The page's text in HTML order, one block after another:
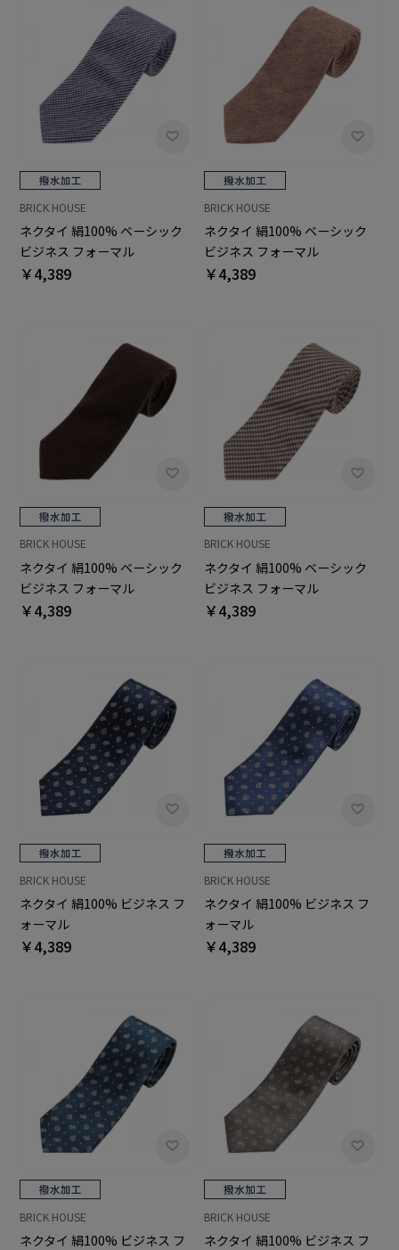
BRICK HOUSE
ネクタイ 絹100% ベーシック
ビジネス フォーマル
￥4,389
BRICK HOUSE
ネクタイ 絹100% ベーシック
ビジネス フォーマル
￥4,389
BRICK HOUSE
ネクタイ 絹100% ベーシック
ビジネス フォーマル
￥4,389
BRICK HOUSE
ネクタイ 絹100% ベーシック
ビジネス フォーマル
￥4,389
BRICK HOUSE
ネクタイ 絹100% ビジネス フ
ォーマル
￥4,389
BRICK HOUSE
ネクタイ 絹100% ビジネス フ
ォーマル
￥4,389
BRICK HOUSE
ネクタイ 絹100% ビジネス フ
BRICK HOUSE
ネクタイ 絹100% ビジネス フ